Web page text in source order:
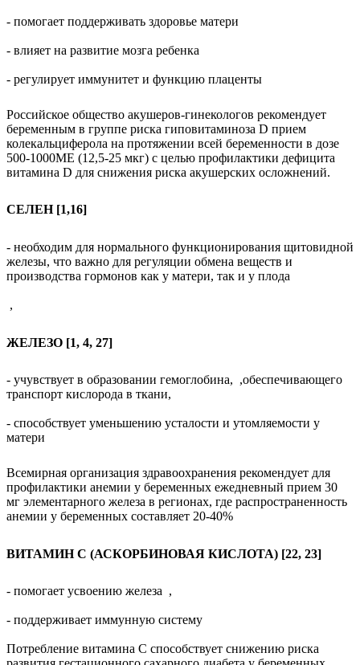
- помогает поддерживать здоровье матери
- влияет на развитие мозга ребенка
- регулирует иммунитет и функцию плаценты
Российское общество акушеров-гинекологов рекомендует
беременным в группе риска гиповитаминоза D прием
колекальциферола на протяжении всей беременности в дозе
500-1000МЕ (12,5-25 мкг) с целью профилактики дефицита
витамина D для снижения риска акушерских осложнений.
СЕЛЕН [1,16]
- необходим для нормального функционирования щитовидной
железы, что важно для регуляции обмена веществ и
производства гормонов как у матери, так и у плода
,
ЖЕЛЕЗО [1, 4, 27]
- учувствует в образовании гемоглобина, ,обеспечивающего
транспорт кислорода в ткани,
- способствует уменьшению усталости и утомляемости у
матери
Всемирная организация здравоохранения рекомендует для
профилактики анемии у беременных ежедневный прием 30
мг элементарного железа в регионах, где распространенность
анемии у беременных составляет 20-40%
ВИТАМИН С (АСКОРБИНОВАЯ КИСЛОТА) [22, 23]
- помогает усвоению железа ,
- поддерживает иммунную систему
Потребление витамина С способствует снижению риска